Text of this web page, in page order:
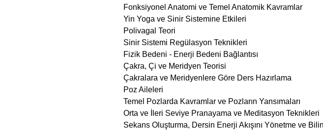
Fonksiyonel Anatomi ve Temel Anatomik Kavramlar
Yin Yoga ve Sinir Sistemine Etkileri
Polivagal Teori
Sinir Sistemi Regülasyon Teknikleri
Fizik Bedeni - Enerji Bedeni Bağlantısı
Çakra, Çi ve Meridyen Teorisi
Çakralara ve Meridyenlere Göre Ders Hazırlama
Poz Aileleri
Temel Pozlarda Kavramlar ve Pozların Yansımaları
Orta ve İleri Seviye Pranayama ve Meditasyon Teknikleri
Sekans Oluşturma, Dersin Enerji Akışını Yönetme ve